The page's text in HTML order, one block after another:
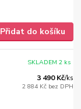
Přidat do košíku
3 490 Kč/ks
2 884 Kč bez DPH
SKLADEM 2 ks